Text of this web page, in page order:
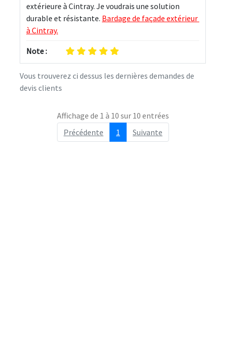
Vous trouverez ci dessus les dernières demandes de
devis clients
extérieure à Cintray. Je voudrais une solution
durable et résistante. Bardage de façade extérieur
à Cintray.
Note :
Affichage de 1 à 10 sur 10 entrées
Précédente
1 Suivante